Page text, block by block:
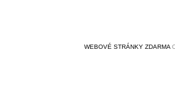
WEBOVÉ STRÁNKY ZDARMA